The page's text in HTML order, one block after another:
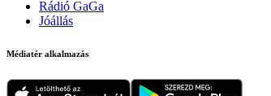
Rádió GaGa
Jóállás
Médiatér alkalmazás